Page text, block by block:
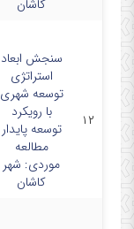
کاشان
۱۲
سنجش ابعاد
استراتژی
توسعه شهری
با رویکرد
توسعه پایدار
مطالعه
موردی: شهر
کاشان